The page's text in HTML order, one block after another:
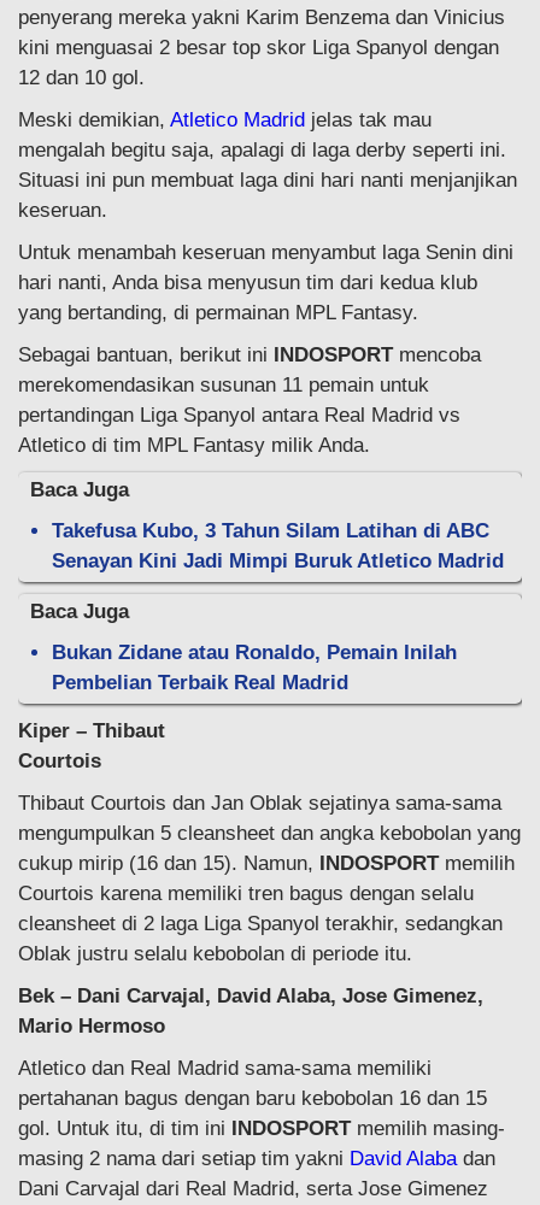
penyerang mereka yakni Karim Benzema dan Vinicius
kini menguasai 2 besar top skor Liga Spanyol dengan
12 dan 10 gol.
Meski demikian, Atletico Madrid jelas tak mau
mengalah begitu saja, apalagi di laga derby seperti ini.
Situasi ini pun membuat laga dini hari nanti menjanjikan
keseruan.
Untuk menambah keseruan menyambut laga Senin dini
hari nanti, Anda bisa menyusun tim dari kedua klub
yang bertanding, di permainan MPL Fantasy.
Sebagai bantuan, berikut ini INDOSPORT mencoba
merekomendasikan susunan 11 pemain untuk
pertandingan Liga Spanyol antara Real Madrid vs
Atletico di tim MPL Fantasy milik Anda.
Baca Juga
Takefusa Kubo, 3 Tahun Silam Latihan di ABC
Senayan Kini Jadi Mimpi Buruk Atletico Madrid
Baca Juga
Bukan Zidane atau Ronaldo, Pemain Inilah
Pembelian Terbaik Real Madrid
Kiper – Thibaut
Courtois
­­­­­­­Thibaut Courtois dan Jan Oblak sejatinya sama-sama
mengumpulkan 5 cleansheet dan angka kebobolan yang
cukup mirip (16 dan 15). Namun, INDOSPORT memilih
Courtois karena memiliki tren bagus dengan selalu
cleansheet di 2 laga Liga Spanyol terakhir, sedangkan
Oblak justru selalu kebobolan di periode itu.
Bek – Dani Carvajal, David Alaba, Jose Gimenez,
Mario Hermoso
Atletico dan Real Madrid sama-sama memiliki
pertahanan bagus dengan baru kebobolan 16 dan 15
gol. Untuk itu, di tim ini INDOSPORT memilih masing-
masing 2 nama dari setiap tim yakni David Alaba dan
Dani Carvajal dari Real Madrid, serta Jose Gimenez